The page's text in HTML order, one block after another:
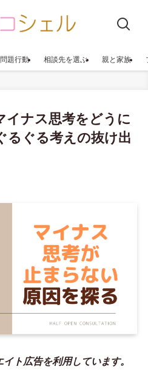
題行動 相談先を選ぶ 親と家族
イナス思考をどうに
るぐる考えの抜け出
ト広告を利用しています。